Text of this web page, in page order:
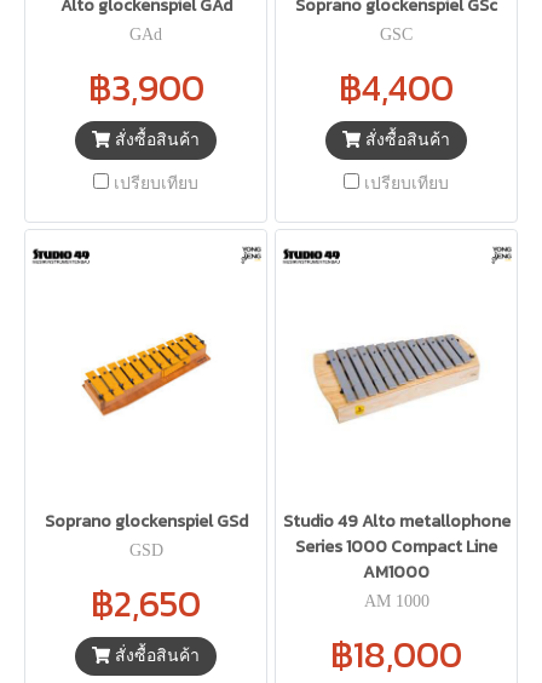
GAd
฿3,900
สั่งซื้อสินค้า
เปรียบเทียบ
GSC
฿4,400
สั่งซื้อสินค้า
เปรียบเทียบ
Soprano glockenspiel GSd
GSD
฿2,650
สั่งซื้อสินค้า
Studio 49 Alto metallophone
Series 1000 Compact Line
AM1000
AM 1000
฿18,000